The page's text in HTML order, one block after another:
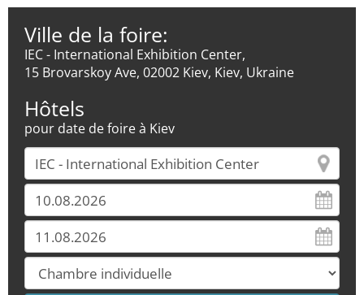
Ville de la foire:
IEC - International Exhibition Center,
15 Brovarskoy Ave, 02002 Kiev, Kiev, Ukraine
Hôtels
pour date de foire à Kiev